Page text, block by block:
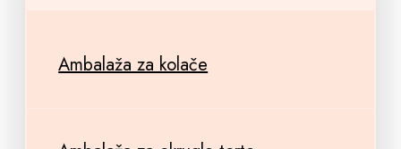
Ambalaža za kolače